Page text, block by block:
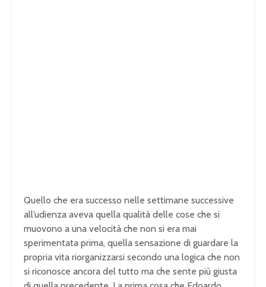
Quello che era successo nelle settimane successive
all’udienza aveva quella qualità delle cose che si
muovono a una velocità che non si era mai
sperimentata prima, quella sensazione di guardare la
propria vita riorganizzarsi secondo una logica che non
si riconosce ancora del tutto ma che sente più giusta